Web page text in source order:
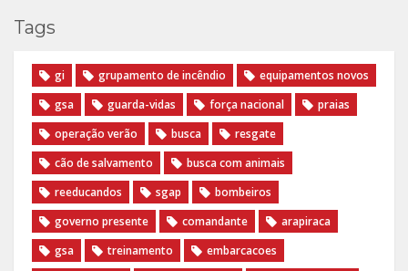
Tags
gi grupamento de incêndio
equipamentos novos
gsa
guarda-vidas força nacional
praias
operação verão
busca
resgate
cão de salvamento
busca com animais
reeducandos
sgap
bombeiros
governo presente
comandante
arapiraca
gsa
treinamento
embarcacoes